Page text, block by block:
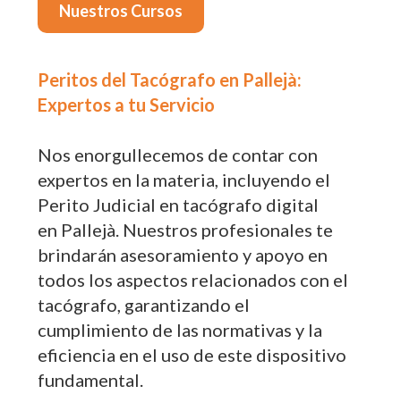
Nuestros Cursos
Peritos del Tacógrafo en Pallejà:
Expertos a tu Servicio
Nos enorgullecemos de contar con
expertos en la materia, incluyendo el
Perito Judicial en tacógrafo digital
en Pallejà. Nuestros profesionales te
brindarán asesoramiento y apoyo en
todos los aspectos relacionados con el
tacógrafo, garantizando el
cumplimiento de las normativas y la
eficiencia en el uso de este dispositivo
fundamental.